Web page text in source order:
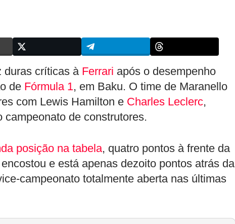
duras críticas à Ferrari após o desempenho
de Fórmula 1, em Baku. O time de Maranello
com Lewis Hamilton e Charles Leclerc,
de construtores.
posição na tabela, quatro pontos à frente da
e está apenas dezoito pontos atrás da
campeonato totalmente aberta nas últimas